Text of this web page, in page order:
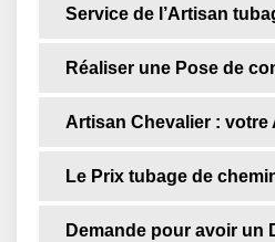
Service de l’Artisan
Réaliser une Pose de
Artisan Chevalier :
Le Prix tubage de
Demande pour avoir un